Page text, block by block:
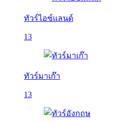
ทัวร์ไอซ์แลนด์
13
ทัวร์มาเก๊า
13